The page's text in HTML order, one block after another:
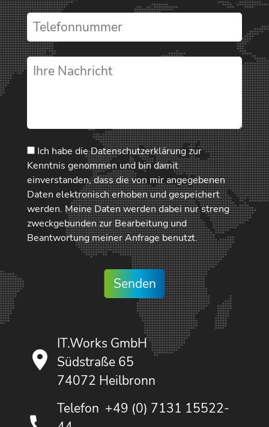
Ich habe dieDatenschutzerklärungzur
Kenntnis genommen und bin damit
einverstanden, dass die von mir angegebenen
Daten elektronisch erhoben und gespeichert
werden. Meine Daten werden dabei nur streng
zweckgebunden zur Bearbeitung und
Beantwortung meiner Anfrage benutzt.
Senden
IT.Works GmbH
Südstraße 65
74072 Heilbronn
Telefon +49 (0) 7131 15522-